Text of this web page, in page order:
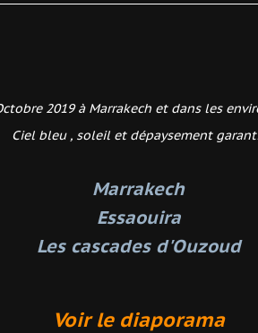
2019 à Marrakech et dans les
Ciel bleu , soleil et dépaysement
Marrakech
Essaouira
Les cascades d'Ouzoud
Voir le diaporama